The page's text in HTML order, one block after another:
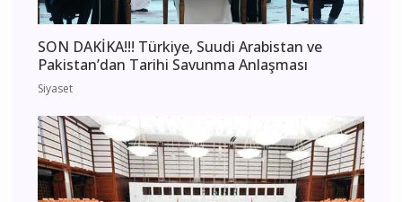
SON DAKİKA!!! Türkiye, Suudi Arabistan ve
Pakistan’dan Tarihi Savunma Anlaşması
Siyaset